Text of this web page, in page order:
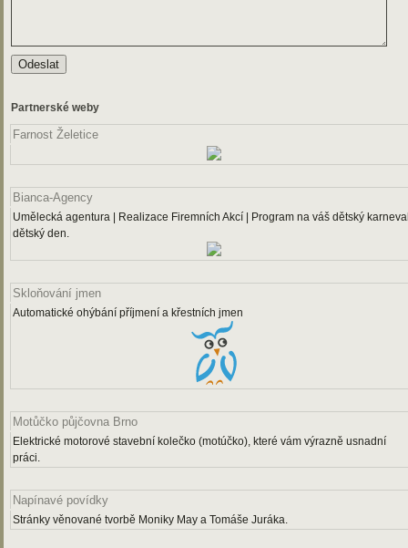
Partnerské weby
Farnost Želetice
Bianca-Agency
Umělecká agentura | Realizace Firemních Akcí | Program na váš dětský
dětský den.
Skloňování jmen
Automatické ohýbání příjmení a křestních jmen
Motůčko půjčovna Brno
Elektrické motorové stavební kolečko (motúčko), které vám výrazně usnadní
práci.
Napínavé povídky
Stránky věnované tvorbě Moniky May a Tomáše Juráka.